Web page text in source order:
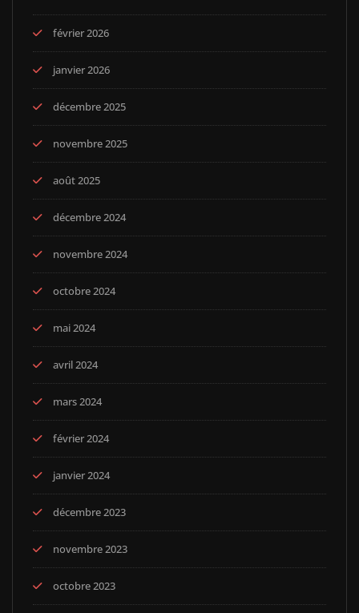
février 2026
janvier 2026
décembre 2025
novembre 2025
août 2025
décembre 2024
novembre 2024
octobre 2024
mai 2024
avril 2024
mars 2024
février 2024
janvier 2024
décembre 2023
novembre 2023
octobre 2023